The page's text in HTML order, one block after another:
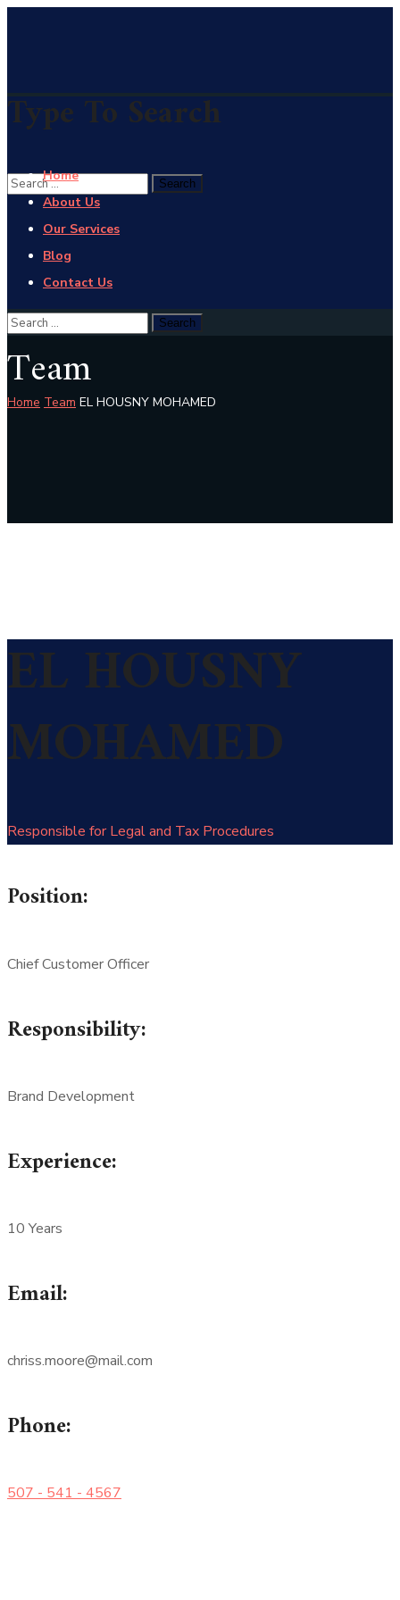
Type To Search
Home
About Us
Our Services
Blog
Contact Us
Team
Home Team EL HOUSNY MOHAMED
EL HOUSNY
MOHAMED
Responsible for Legal and Tax Procedures
Position:
Chief Customer Officer
Responsibility:
Brand Development
Experience:
10 Years
Email:
chriss.moore@mail.com
Phone:
507 - 541 - 4567